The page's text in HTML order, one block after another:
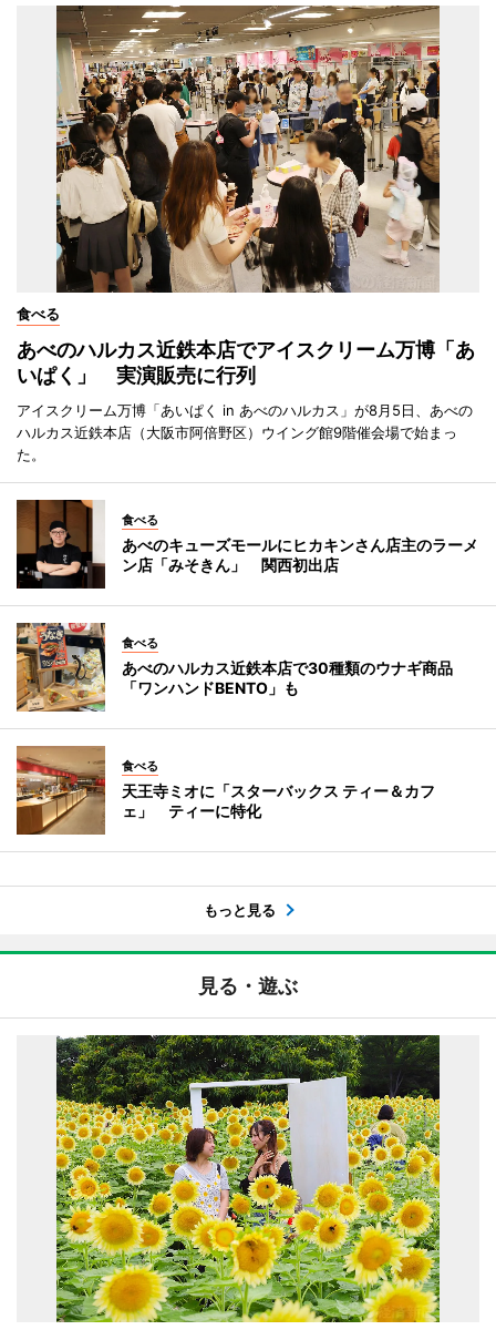
食べる
あべのハルカス近鉄本店でアイスクリーム万博「あ
いぱく」 実演販売に行列
アイスクリーム万博「あいぱく in あべのハルカス」が8月5日、あべの
ハルカス近鉄本店（大阪市阿倍野区）ウイング館9階催会場で始まっ
た。
食べる
あべのキューズモールにヒカキンさん店主のラーメ
ン店「みそきん」 関西初出店
食べる
あべのハルカス近鉄本店で30種類のウナギ商品
「ワンハンドBENTO」も
食べる
天王寺ミオに「スターバックス ティー＆カフ
ェ」 ティーに特化
もっと見る
見る・遊ぶ